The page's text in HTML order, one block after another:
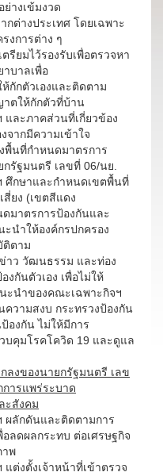
างเข้มงวด
ต่างประเทศ โดยเฉพาะ
งการต่าง ๆ
รียมไว้รองรับเพื่อตรวจหา
บาลเพื่อ
กักตัวเองและติดตาม
าตให้กักตัวที่บ้าน
ละภาคส่วนที่เกี่ยวข้อง
จากมีความเข้าใจ
พื้นที่กำหนดมาตรการ
รัฐมนตรี เลขที่ 06/นย.
กษาและกำหนดเขตพื้นที่
สี่ยง (เขตสีแดง
ดมาตรการป้องกันและ
นำให้องค์กรปกครอง
ติตาม
าว วัฒนธรรม และท่อง
กันตัวเอง เพื่อไม่ให้
ะนำของคณะเฉพาะกิจฯ
วามสงบ กระทรวงป้องกัน
องกัน ไม่ให้มีการ
บคุมโรคโควิด 19 และดูแล
งของนายกรัฐมนตรี เลข
การแพร่ระบาด
ะสังคม
ลักดันและติดตามการ
ลดผลกระทบ ต่อเศรษฐกิจ
าพ
ต่งตั้งเจ้าหน้าที่เข้าตรวจ